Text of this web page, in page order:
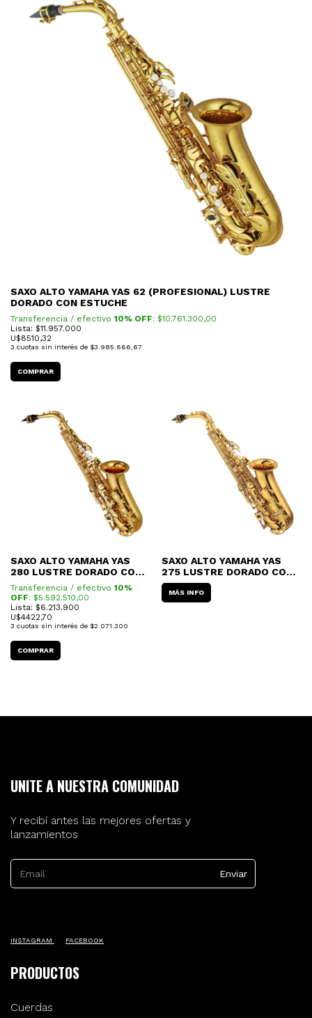
SAXO ALTO YAMAHA YAS 62 (PROFESIONAL) LUSTRE
DORADO CON ESTUCHE
Transferencia / efectivo 10% OFF: $10.761.300,00
Lista: $11.957.000
U$8510,32
3 cuotas sin interés de $3.985.666,67
SAXO ALTO YAMAHA YAS
280 LUSTRE DORADO CON
ESTUCHE
Transferencia / efectivo 10%
OFF: $5.592.510,00
Lista: $6.213.900
U$4422,70
3 cuotas sin interés de $2.071.300
SAXO ALTO YAMAHA YAS
275 LUSTRE DORADO CON
ESTUCHE
MÁS INFO
UNITE A NUESTRA COMUNIDAD
Y recibí antes las mejores ofertas y
lanzamientos
INSTAGRAM FACEBOOK
PRODUCTOS
Cuerdas